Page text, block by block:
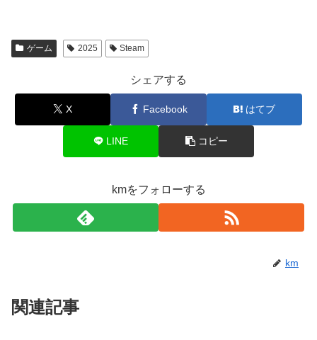
ゲーム 2025 Steam
シェアする
X Facebook はてブ
LINE コピー
kmをフォローする
km
関連記事